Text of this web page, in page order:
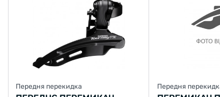
Передня перекидка Передня